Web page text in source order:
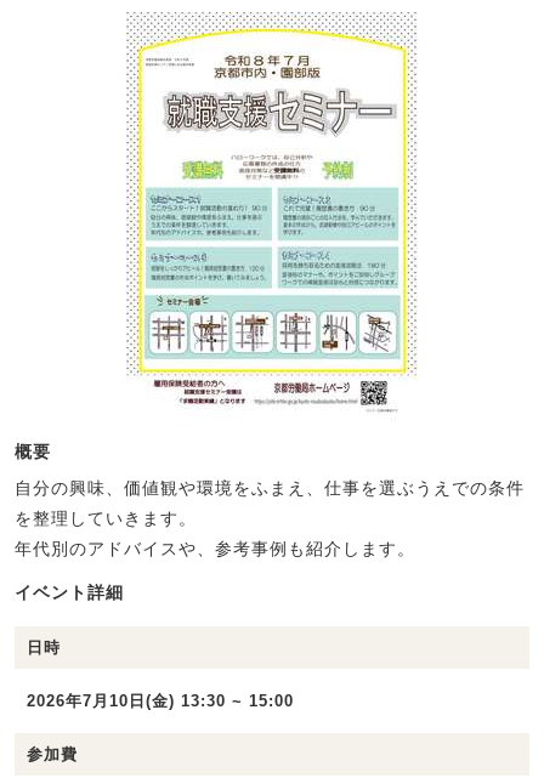
概要
自分の興味、価値観や環境をふまえ、仕事を選ぶうえでの条件
を整理していきます。
年代別のアドバイスや、参考事例も紹介します。
イベント詳細
日時
2026年7月10日(金) 13:30 ~ 15:00
参加費